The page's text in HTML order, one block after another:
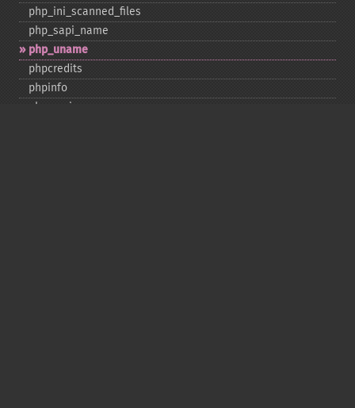
php_​ini_​scanned_​files
php_​sapi_​name
php_​uname
phpcredits
phpinfo
phpversion